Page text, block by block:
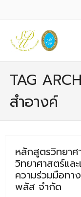
- ปรัชญาการจัดการศึ
- ประวัติความเป็นมาข
- บุคลากร
- - สำนักงานคณะวิทยาศ
TAG
สำอางค์
หลักสูตรวิทยา
วิทยาศาสตร์แล
ความร่วมมือทา
พลัส จำกัด